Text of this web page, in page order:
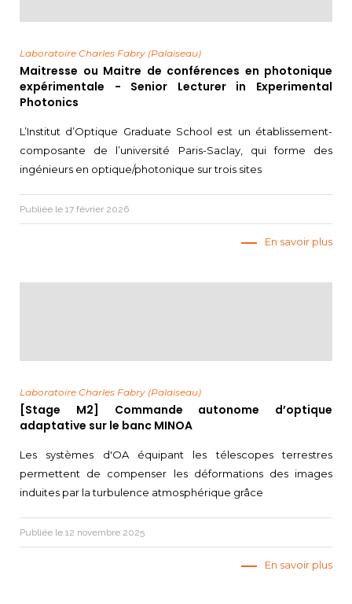
Laboratoire Charles Fabry (Palaiseau)
Maitresse ou Maitre de conférences en photonique
expérimentale - Senior Lecturer in Experimental
Photonics
L’Institut d’Optique Graduate School est un établissement-
composante de l’université Paris-Saclay, qui forme des
ingénieurs en optique/photonique sur trois sites
Publiée le 17 février 2026
En savoir plus
Laboratoire Charles Fabry (Palaiseau)
[Stage M2] Commande autonome d’optique
adaptative sur le banc MINOA
Les systèmes d'OA équipant les télescopes terrestres
permettent de compenser les déformations des images
induites par la turbulence atmosphérique grâce
Publiée le 12 novembre 2025
En savoir plus